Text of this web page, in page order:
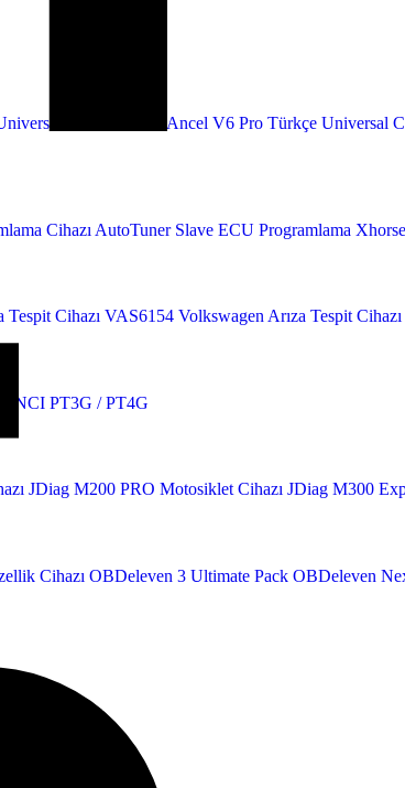
OBD2 Cihazı Ancel V6 Pro Türkçe Universal
Cihazı AutoTuner Slave ECU Programlama
Tespit Cihazı VAS6154 Volkswagen Arıza Tespit Cihazı
VNCI PT3G / PT4G
JDiag M200 PRO Motosiklet Cihazı JDiag M300
Cihazı OBDeleven 3 Ultimate Pack OBDeleven